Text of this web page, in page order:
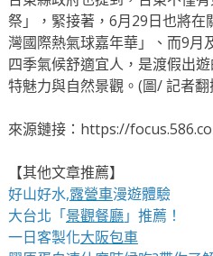
祭」，緊接著，6月29日也將
灣國際熱氣球嘉年華」、而9月
四季氣候舒適宜人，是渡假出
特魅力與自然景觀。(圖/ 記者翻
來源鏈接：https://
【其他文章推薦】
好山好水,露營車漫遊體驗
大台北「景觀餐廳」推薦！
一日客製化大阪包車